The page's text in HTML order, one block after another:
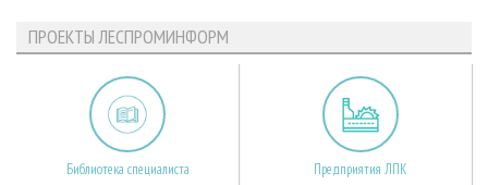
ПРОЕКТЫ ЛЕСПРОМИНФОРМ
Библиотека специалиста Предприятия ЛПК